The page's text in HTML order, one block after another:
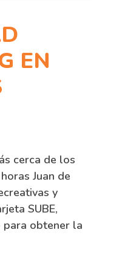
EN
cerca de los
Juan de
y
SUBE,
obtener la